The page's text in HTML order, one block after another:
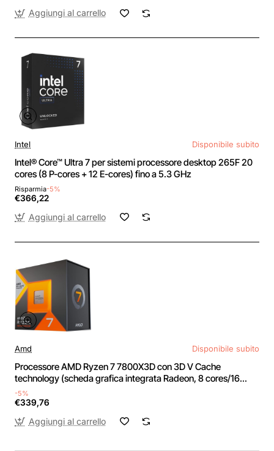
Aggiungi al carrello
Intel Disponibile subito
Intel® Core™ Ultra 7 per sistemi processore desktop 265F 20
cores (8 P-cores + 12 E-cores) fino a 5.3 GHz
Risparmia-5%
€366,22
Aggiungi al carrello
Amd Disponibile subito
Processore AMD Ryzen 7 7800X3D con 3D V Cache
technology (scheda grafica integrata Radeon, 8 cores/16
threads, 120W TDP, AM5 Socket, 104MB cache, Boost di
Frequenza fino a 5.0 GHz max, senza ventole)
-5%
€339,76
Aggiungi al carrello